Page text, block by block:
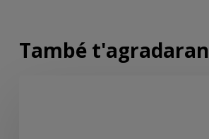
També t'agradaran